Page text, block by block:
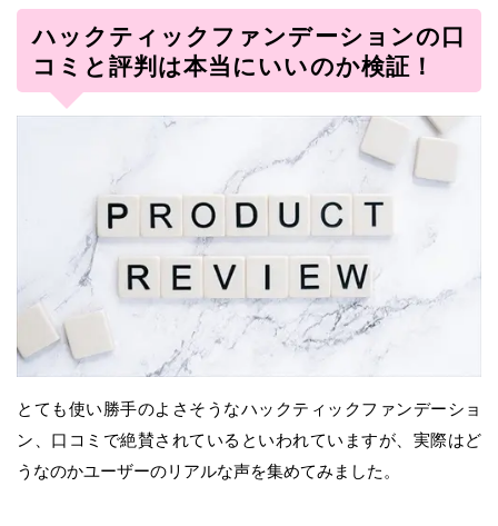
ハックティックファンデーションの口
コミと評判は本当にいいのか検証！
とても使い勝手のよさそうなハックティックファンデーショ
ン、口コミで絶賛されているといわれていますが、実際はど
うなのかユーザーのリアルな声を集めてみました。